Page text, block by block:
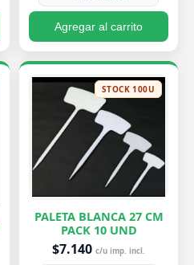
Agregar al carrito
STOCK 100U
PALETA BLANCA 27 CM
PACK 10 UND
$7.140 c/u imp. incl.